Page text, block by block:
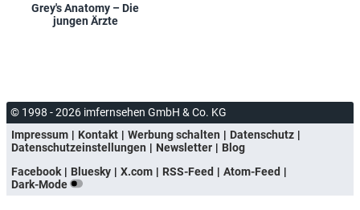
Grey's Anatomy – Die
jungen Ärzte
© 1998 - 2026 imfernsehen GmbH & Co. KG
Impressum
Kontakt Werbung schalten
Datenschutz
Datenschutzeinstellungen
Newsletter
Blog
Facebook
Bluesky X.com RSS-Feed
Atom-Feed
Dark-Mode